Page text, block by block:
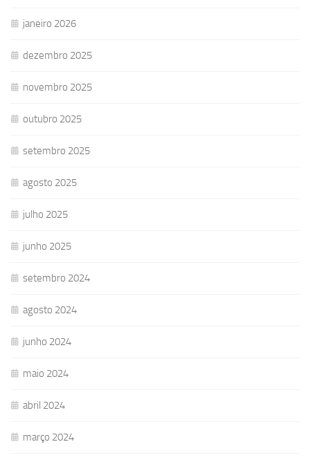
janeiro 2026
dezembro 2025
novembro 2025
outubro 2025
setembro 2025
agosto 2025
julho 2025
junho 2025
setembro 2024
agosto 2024
junho 2024
maio 2024
abril 2024
março 2024